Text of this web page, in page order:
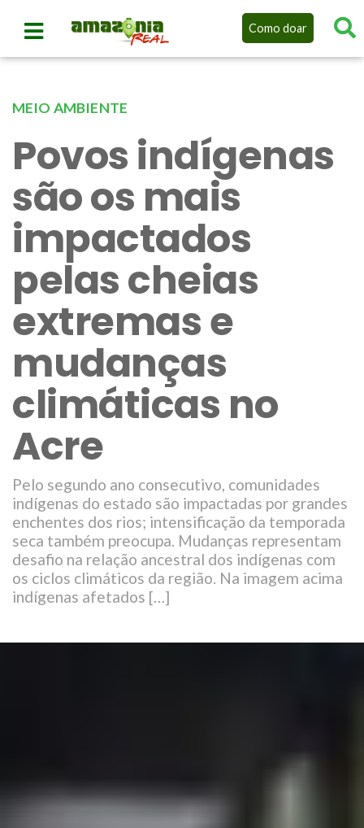
Como doar
MEIO AMBIENTE
Povos indígenas
são os mais
impactados
pelas cheias
extremas e
mudanças
climáticas no
Acre
Pelo segundo ano consecutivo, comunidades
indígenas do estado são impactadas por grandes
enchentes dos rios; intensificação da temporada
seca também preocupa. Mudanças representam
desafio na relação ancestral dos indígenas com
os ciclos climáticos da região. Na imagem acima
indígenas afetados […]